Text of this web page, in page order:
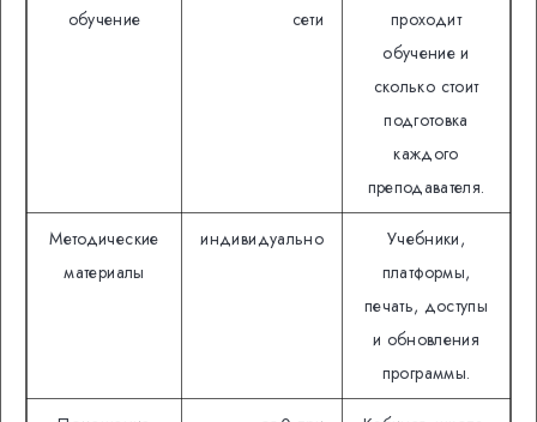
обучение
сети
проходит
обучение и
сколько стоит
подготовка
каждого
преподавателя.
Методические
материалы
индивидуально
Учебники,
платформы,
печать, доступы
и обновления
программы.